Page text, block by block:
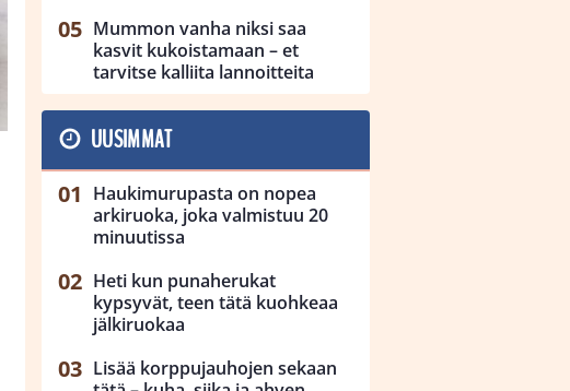
Mummon vanha niksi saa
kasvit kukoistamaan – et
tarvitse kalliita lannoitteita
UUSIMMAT
Haukimurupasta on nopea
arkiruoka, joka valmistuu 20
minuutissa
Heti kun punaherukat
kypsyvät, teen tätä kuohkeaa
jälkiruokaa
Lisää korppujauhojen sekaan